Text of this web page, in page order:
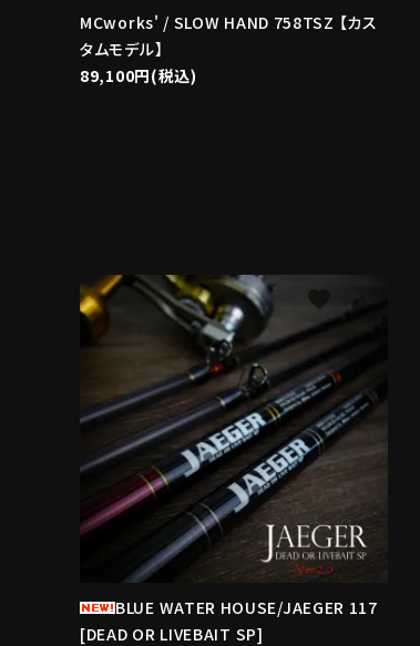
MCworks' / SLOW HAND 758TSZ 【カス
タムモデル】
89,100円(税込)
BLUE WATER HOUSE/JAEGER 117
[DEAD OR LIVEBAIT SP]
favorite